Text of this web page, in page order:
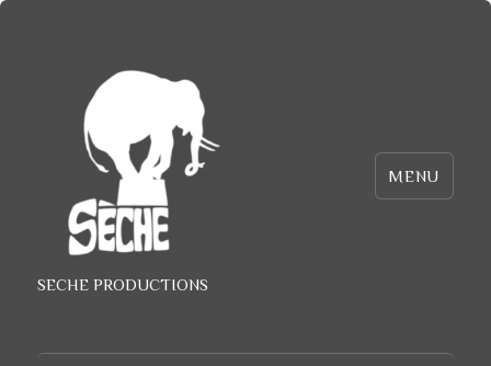
SECHE PRODUCTIONS
MENU